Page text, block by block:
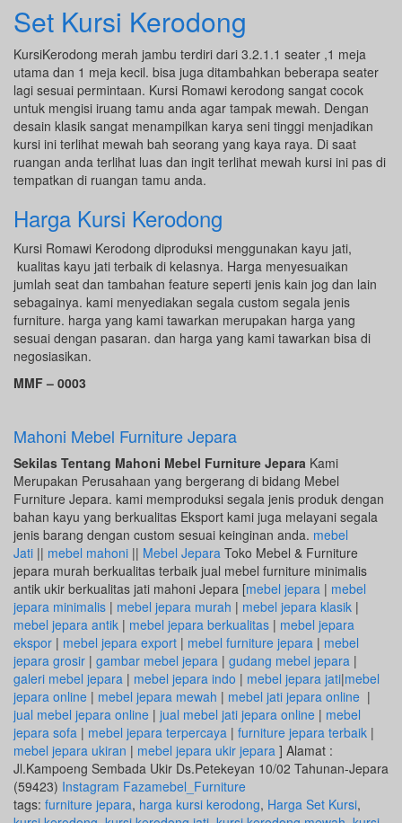
Set Kursi Kerodong
KursiKerodong merah jambu terdiri dari 3.2.1.1 seater ,1 meja
utama dan 1 meja kecil. bisa juga ditambahkan beberapa seater
lagi sesuai permintaan. Kursi Romawi kerodong sangat cocok
untuk mengisi iruang tamu anda agar tampak mewah. Dengan
desain klasik sangat menampilkan karya seni tinggi menjadikan
kursi ini terlihat mewah bah seorang yang kaya raya. Di saat
ruangan anda terlihat luas dan ingit terlihat mewah kursi ini pas di
tempatkan di ruangan tamu anda.
Harga Kursi Kerodong
Kursi Romawi Kerodong diproduksi menggunakan kayu jati,
kualitas kayu jati terbaik di kelasnya. Harga menyesuaikan
jumlah seat dan tambahan feature seperti jenis kain jog dan lain
sebagainya. kami menyediakan segala custom segala jenis
furniture. harga yang kami tawarkan merupakan harga yang
sesuai dengan pasaran. dan harga yang kami tawarkan bisa di
negosiasikan.
MMF – 0003
Mahoni Mebel Furniture Jepara
Sekilas Tentang Mahoni Mebel Furniture Jepara Kami
Merupakan Perusahaan yang bergerang di bidang Mebel
Furniture Jepara. kami memproduksi segala jenis produk dengan
bahan kayu yang berkualitas Eksport kami juga melayani segala
jenis barang dengan custom sesuai keinginan anda. mebel
Jati || mebel mahoni || Mebel Jepara Toko Mebel & Furniture
jepara murah berkualitas terbaik jual mebel furniture minimalis
antik ukir berkualitas jati mahoni Jepara [mebel jepara | mebel
jepara minimalis | mebel jepara murah | mebel jepara klasik |
mebel jepara antik | mebel jepara berkualitas | mebel jepara
ekspor | mebel jepara export | mebel furniture jepara | mebel
jepara grosir | gambar mebel jepara | gudang mebel jepara |
galeri mebel jepara | mebel jepara indo | mebel jepara jati|mebel
jepara online | mebel jepara mewah | mebel jati jepara online |
jual mebel jepara online | jual mebel jati jepara online | mebel
jepara sofa | mebel jepara terpercaya | furniture jepara terbaik |
mebel jepara ukiran | mebel jepara ukir jepara ] Alamat :
Jl.Kampoeng Sembada Ukir Ds.Petekeyan 10/02 Tahunan-Jepara
(59423) Instagram Fazamebel_Furniture
tags: furniture jepara, harga kursi kerodong, Harga Set Kursi,